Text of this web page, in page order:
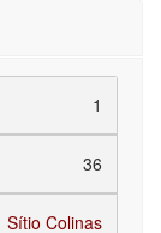
1
36
Sítio Colinas